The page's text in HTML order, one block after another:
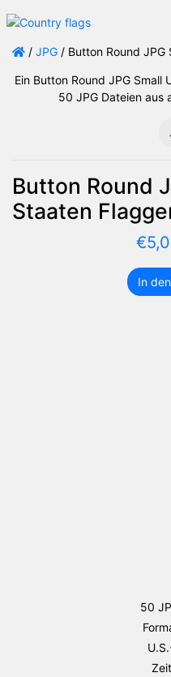
/ JPG / Button Round JPG
Ein Button Round JPG
50 JPG Dateien aus
Button Round
Staaten
€
Button
In
50